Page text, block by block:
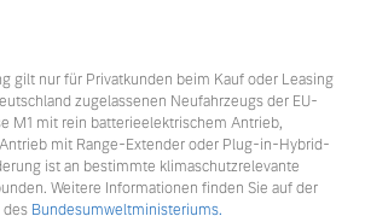
gilt nur für Privatkunden beim Kauf oder Leasing
zugelassenen Neufahrzeugs der EU-
M1 mit rein batterieelektrischem Antrieb,
mit Range-Extender oder Plug-in-Hybrid-
ist an bestimmte klimaschutzrelevante
Weitere Informationen finden Sie auf der
des Bundesumweltministeriums.